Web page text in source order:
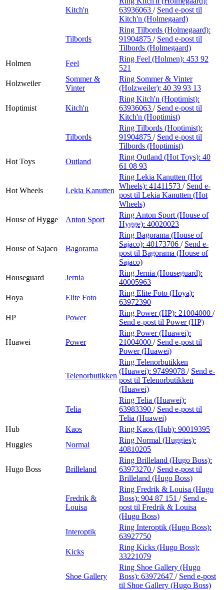
Kitch'n
63936063 / Send e-post til
Kitch'n (Holmegaard)
Tilbords
Ring Tilbords (Holmegaard):
91904875 / Send e-post til
Tilbords (Holmegaard)
Holmen
Feel
Ring Feel (Holmen): 453 92
521
Holzweiler
Sommer &
Vinter
Ring Sommer & Vinter
(Holzweiler): 40 39 93 13
Hoptimist Kitch'n
Ring Kitch'n (Hoptimist):
63936063 / Send e-post til
Kitch'n (Hoptimist)
Tilbords
Ring Tilbords (Hoptimist):
91904875 / Send e-post til
Tilbords (Hoptimist)
Hot Toys
Outland
Ring Outland (Hot Toys): 40
61 08 93
Hot Wheels Lekia Kanutten
Ring Lekia Kanutten (Hot
Wheels): 41411573 / Send e-
post til Lekia Kanutten (Hot
Wheels)
House of Hygge
Anton Sport
Ring Anton Sport (House of
Hygge): 40020023
House of Sajaco Bagorama
Ring Bagorama (House of
Sajaco): 40173706 / Send e-
post til Bagorama (House of
Sajaco)
Houseguard
Jernia
Ring Jernia (Houseguard):
40005963
Hoya
Elite Foto
Ring Elite Foto (Hoya):
63972390
HP
Power
Ring Power (HP): 21004000 /
Send e-post til Power (HP)
Huawei Power
Ring Power (Huawei):
21004000 / Send e-post til
Power (Huawei)
Telenorbutikken
Ring Telenorbutikken
(Huawei): 97499078 / Send e-
post til Telenorbutikken
(Huawei)
Telia
Ring Telia (Huawei):
63983390 / Send e-post til
Telia (Huawei)
Hub
Kaos Ring Kaos (Hub): 90019395
Huggies
Normal
Ring Normal (Huggies):
40810205
Hugo Boss Brilleland
Ring Brilleland (Hugo Boss):
63973270 / Send e-post til
Brilleland (Hugo Boss)
Fredrik &
Louisa
Ring Fredrik & Louisa (Hugo
Boss): 904 87 151 / Send e-
post til Fredrik & Louisa
(Hugo Boss)
Interoptik
Ring Interoptik (Hugo Boss):
63927750
Kicks
Ring Kicks (Hugo Boss):
33221079
Shoe Gallery
Ring Shoe Gallery (Hugo
Boss): 63972647 / Send e-post
til Shoe Gallery (Hugo Boss)